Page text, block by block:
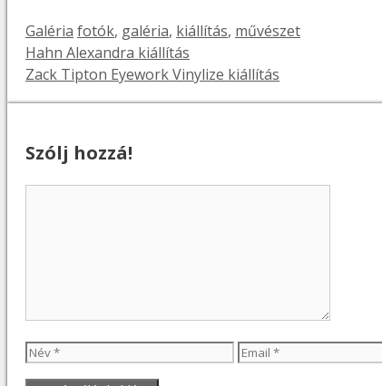
Kategória
Galéria Címkék
fotók, galéria, kiállítás, művészet
Hahn Alexandra kiállítás
Zack Tipton Eyework Vinylize kiállítás
Szólj hozzá!
Név Email